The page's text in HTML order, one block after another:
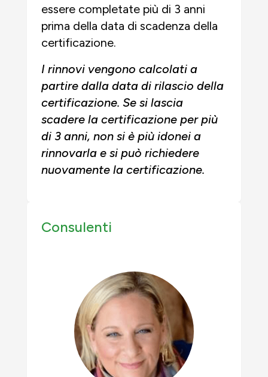
essere completate più di 3 anni
prima della data di scadenza della
certificazione.
I rinnovi vengono calcolati a
partire dalla data di rilascio della
certificazione. Se si lascia
scadere la certificazione per più
di 3 anni, non si è più idonei a
rinnovarla e si può richiedere
nuovamente la certificazione.
Consulenti